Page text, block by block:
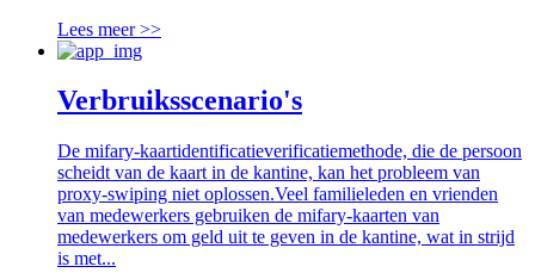
Lees meer >>
Verbruiksscenario's
De mifary-kaartidentificatieverificatiemethode, die de persoon
scheidt van de kaart in de kantine, kan het probleem van
proxy-swiping niet oplossen.Veel familieleden en vrienden
van medewerkers gebruiken de mifary-kaarten van
medewerkers om geld uit te geven in de kantine, wat in strijd
is met...